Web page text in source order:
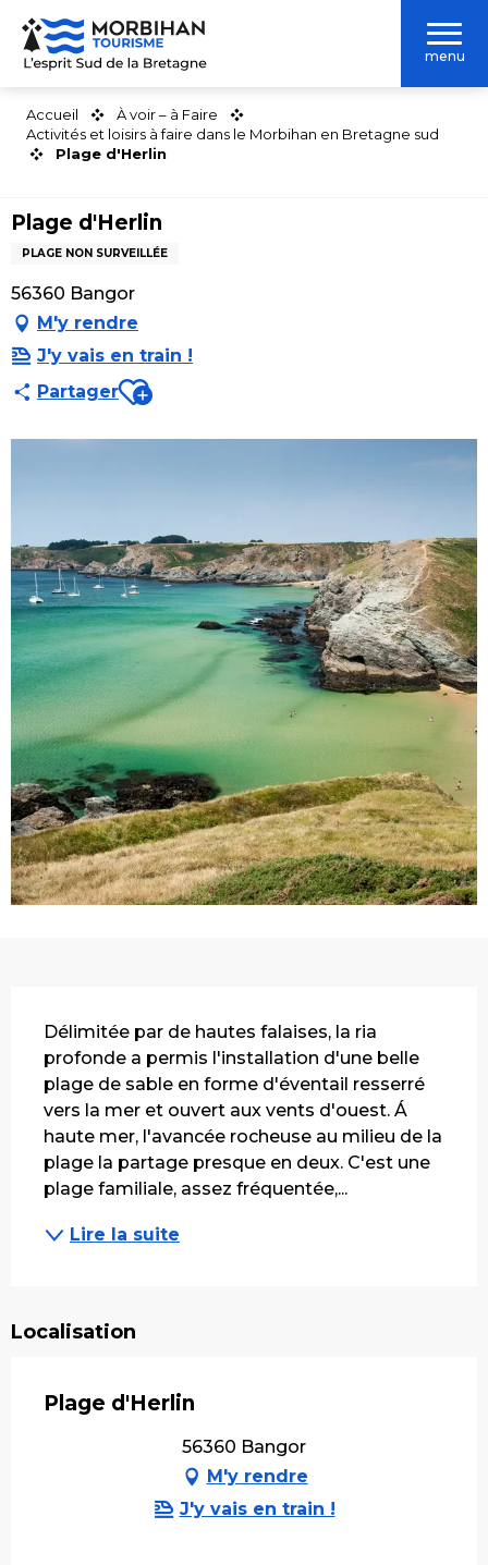
Aller
contenu
menu
Accueil
À voir – à Faire
Activités et loisirs à faire dans le Morbihan en Bretagne sud
Plage d'Herlin
Plage d'Herlin
PLAGE NON SURVEILLÉE
56360 Bangor
M'y rendre
J'y vais en train !
PartagerAjouter aux favoris
Délimitée par de hautes falaises, la ria
profonde a permis l'installation d'une belle
plage de sable en forme d'éventail resserré
vers la mer et ouvert aux vents d'ouest. Á
haute mer, l'avancée rocheuse au milieu de la
plage la partage presque en deux. C'est une
plage familiale, assez fréquentée,...
Lire la suite
Localisation
Plage d'Herlin
56360 Bangor
M'y rendre
J'y vais en train !